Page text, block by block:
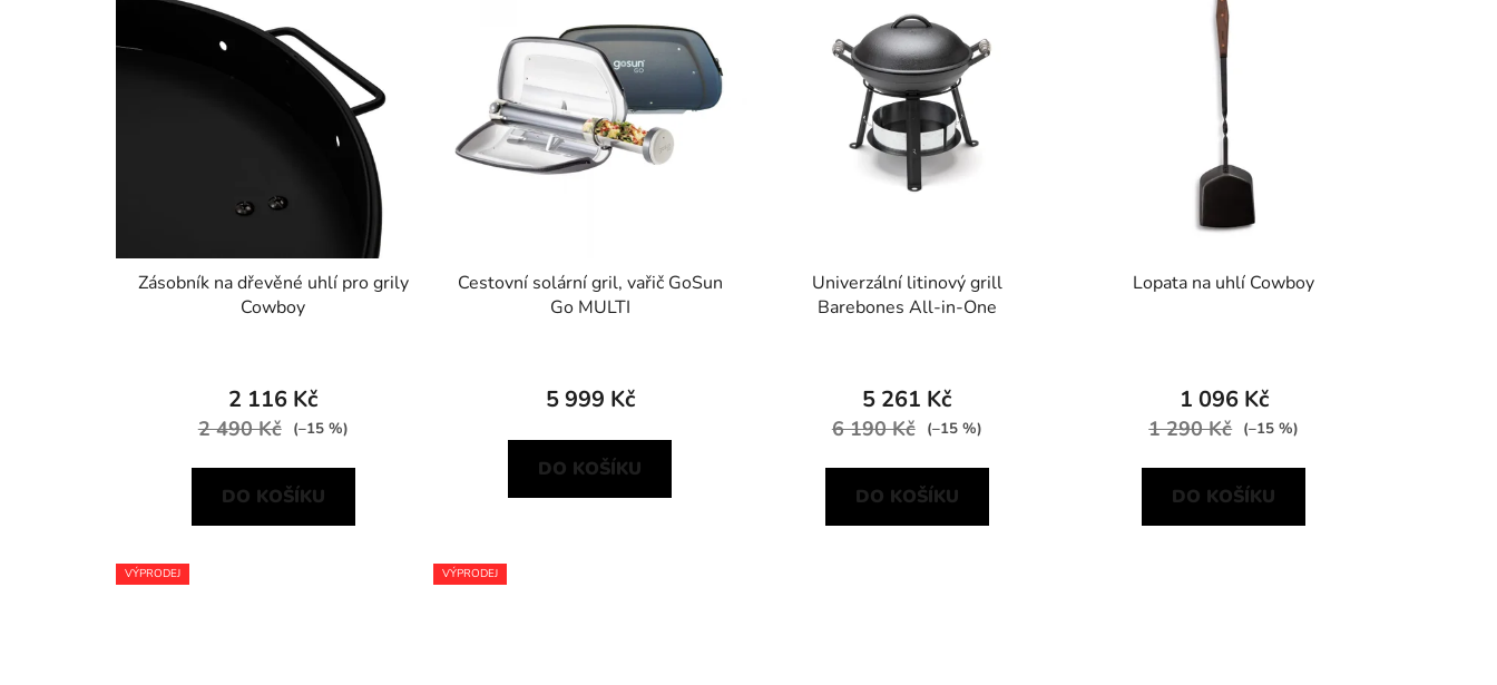
Zásobník na dřevěné uhlí pro grily
Cowboy
2 116 Kč
2 490 Kč (–15 %)
DO KOŠÍKU
Cestovní solární gril, vařič GoSun
Go MULTI
5 999 Kč
DO KOŠÍKU
Univerzální litinový grill
Barebones All-in-One
5 261 Kč
6 190 Kč (–15 %)
DO KOŠÍKU
Lopata na uhlí Cowboy
1 096 Kč
1 290 Kč (–15 %)
DO KOŠÍKU
VÝPRODEJ VÝPRODEJ